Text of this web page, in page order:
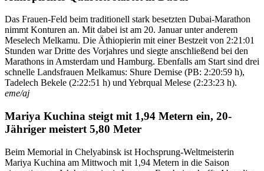
Das Frauen-Feld beim traditionell stark besetzten Dubai-Marathon
nimmt Konturen an. Mit dabei ist am 20. Januar unter anderem
Meselech Melkamu. Die Äthiopierin mit einer Bestzeit von 2:21:01
Stunden war Dritte des Vorjahres und siegte anschließend bei den
Marathons in Amsterdam und Hamburg. Ebenfalls am Start sind drei
schnelle Landsfrauen Melkamus: Shure Demise (PB: 2:20:59 h),
Tadelech Bekele (2:22:51 h) und Yebrqual Melese (2:23:23 h).
eme/aj
Mariya Kuchina steigt mit 1,94 Metern ein, 20-
Jähriger meistert 5,80 Meter
Beim Memorial in Chelyabinsk ist Hochsprung-Weltmeisterin
Mariya Kuchina am Mittwoch mit 1,94 Metern in die Saison